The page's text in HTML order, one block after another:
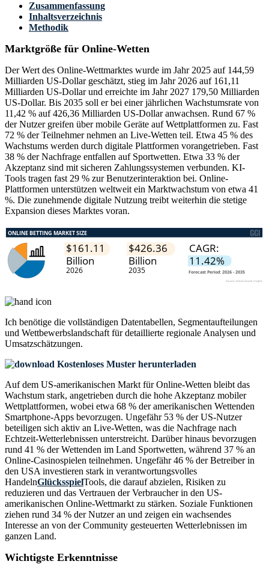
Zusammenfassung
Inhaltsverzeichnis
Methodik
Marktgröße für Online-Wetten
Der Wert des Online-Wettmarktes wurde im Jahr 2025 auf 144,59
Milliarden US-Dollar geschätzt, stieg im Jahr 2026 auf 161,11
Milliarden US-Dollar und erreichte im Jahr 2027 179,50 Milliarden
US-Dollar. Bis 2035 soll er bei einer jährlichen Wachstumsrate von
11,42 % auf 426,36 Milliarden US-Dollar anwachsen. Rund 67 %
der Nutzer greifen über mobile Geräte auf Wettplattformen zu. Fast
72 % der Teilnehmer nehmen an Live-Wetten teil. Etwa 45 % des
Wachstums werden durch digitale Plattformen vorangetrieben. Fast
38 % der Nachfrage entfallen auf Sportwetten. Etwa 33 % der
Akzeptanz sind mit sicheren Zahlungssystemen verbunden. KI-
Tools tragen fast 29 % zur Benutzerinteraktion bei. Online-
Plattformen unterstützen weltweit ein Marktwachstum von etwa 41
%. Die zunehmende digitale Nutzung treibt weiterhin die stetige
Expansion dieses Marktes voran.
Ich benötige die vollständigen Datentabellen, Segmentaufteilungen
und Wettbewerbslandschaft für detaillierte regionale Analysen und
Umsatzschätzungen.
Kostenloses Muster herunterladen
Auf dem US-amerikanischen Markt für Online-Wetten bleibt das
Wachstum stark, angetrieben durch die hohe Akzeptanz mobiler
Wettplattformen, wobei etwa 68 % der amerikanischen Wettenden
Smartphone-Apps bevorzugen. Ungefähr 53 % der US-Nutzer
beteiligen sich aktiv an Live-Wetten, was die Nachfrage nach
Echtzeit-Wetterlebnissen unterstreicht. Darüber hinaus bevorzugen
rund 41 % der Wettenden im Land Sportwetten, während 37 % an
Online-Casinospielen teilnehmen. Ungefähr 46 % der Betreiber in
den USA investieren stark in verantwortungsvolles
HandelnGlücksspielTools, die darauf abzielen, Risiken zu
reduzieren und das Vertrauen der Verbraucher in den US-
amerikanischen Online-Wettmarkt zu stärken. Soziale Funktionen
ziehen rund 34 % der Nutzer an und zeigen ein wachsendes
Interesse an von der Community gesteuerten Wetterlebnissen im
ganzen Land.
Wichtigste Erkenntnisse